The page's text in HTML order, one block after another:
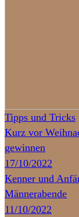
Tipps und Tricks
Kurz vor
gewinnen
17/10/2022
Kenner und
Männerabende
11/10/2022